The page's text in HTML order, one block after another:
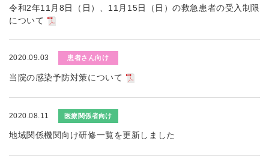
令和2年11月8日（日）、11月15日（日）の救急患者の受入制限
について
2020.09.03 患者さん向け
当院の感染予防対策について
2020.08.11 医療関係者向け
地域関係機関向け研修一覧を更新しました